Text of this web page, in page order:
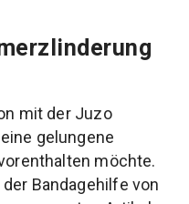
mit der Juzo
gelungene
möchte.
Bandagehilfe von